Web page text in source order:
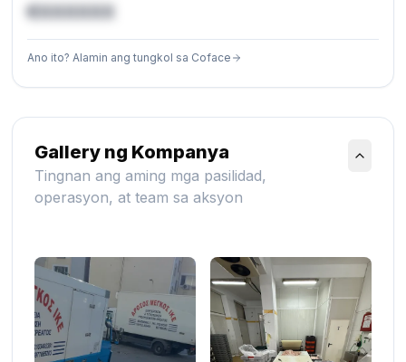
Gallery ng Kompanya
Tingnan ang aming mga pasilidad,
operasyon, at team sa aksyon
€XXXXXX
Ano ito? Alamin ang tungkol sa Coface